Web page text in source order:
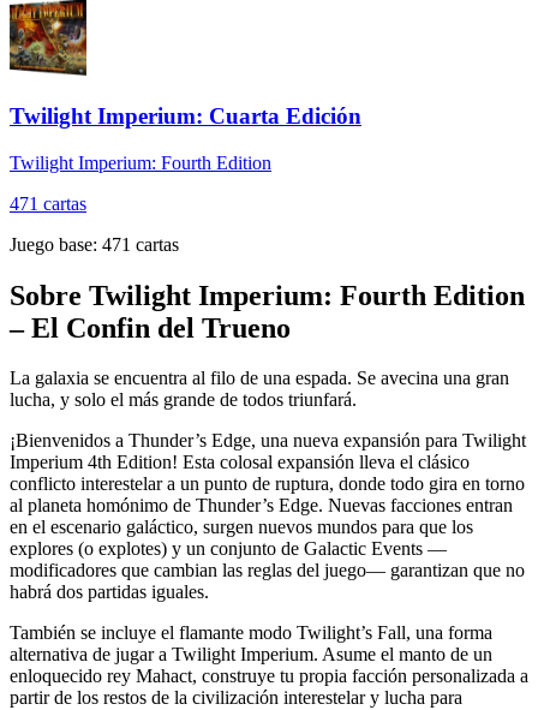
Twilight Imperium: Cuarta Edición
Twilight Imperium: Fourth Edition
471 cartas
Juego base: 471 cartas
Sobre Twilight Imperium: Fourth Edition
– El Confin del Trueno
La galaxia se encuentra al filo de una espada. Se avecina una gran
lucha, y solo el más grande de todos triunfará.
¡Bienvenidos a Thunder’s Edge, una nueva expansión para Twilight
Imperium 4th Edition! Esta colosal expansión lleva el clásico
conflicto interestelar a un punto de ruptura, donde todo gira en torno
al planeta homónimo de Thunder’s Edge. Nuevas facciones entran
en el escenario galáctico, surgen nuevos mundos para que los
explores (o explotes) y un conjunto de Galactic Events —
modificadores que cambian las reglas del juego— garantizan que no
habrá dos partidas iguales.
También se incluye el flamante modo Twilight’s Fall, una forma
alternativa de jugar a Twilight Imperium. Asume el manto de un
enloquecido rey Mahact, construye tu propia facción personalizada a
partir de los restos de la civilización interestelar y lucha para